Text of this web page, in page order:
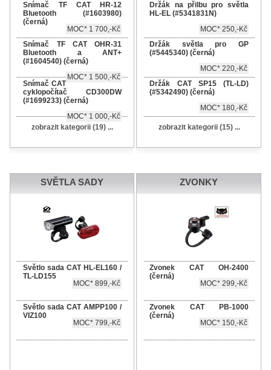
Snímač TF CAT HR-12
Bluetooth (#1603980)
(černá)
MOC* 1 700,-Kč
Snímač TF CAT OHR-31
Bluetooth a ANT+
(#1604540) (černá)
MOC* 1 500,-Kč
Snímač CAT
cyklopočítač CD300DW
(#1699233) (černá)
MOC* 1 000,-Kč
zobrazit kategorii (19) ...
Držák na přilbu pro světla
HL-EL (#5341831N)
MOC* 250,-Kč
Držák světla pro GP
(#5445340) (černá)
MOC* 220,-Kč
Držák CAT SP15 (TL-LD)
(#5342490) (černá)
MOC* 180,-Kč
zobrazit kategorii (15) ...
SVĚTLA SADY
Světlo sada CAT HL-EL160 /
TL-LD155
MOC* 899,-Kč
Světlo sada CAT AMPP100 /
VIZ100
MOC* 799,-Kč
ZVONKY
Zvonek CAT OH-2400
(černá)
MOC* 299,-Kč
Zvonek CAT PB-1000
(černá)
MOC* 150,-Kč